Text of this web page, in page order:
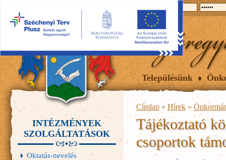
Településünk
Címlap » Hírek »
Tájékoztató
csoportok
INTÉZMÉNYEK
SZOLGÁLTATÁSOK
Oktatás-nevelés